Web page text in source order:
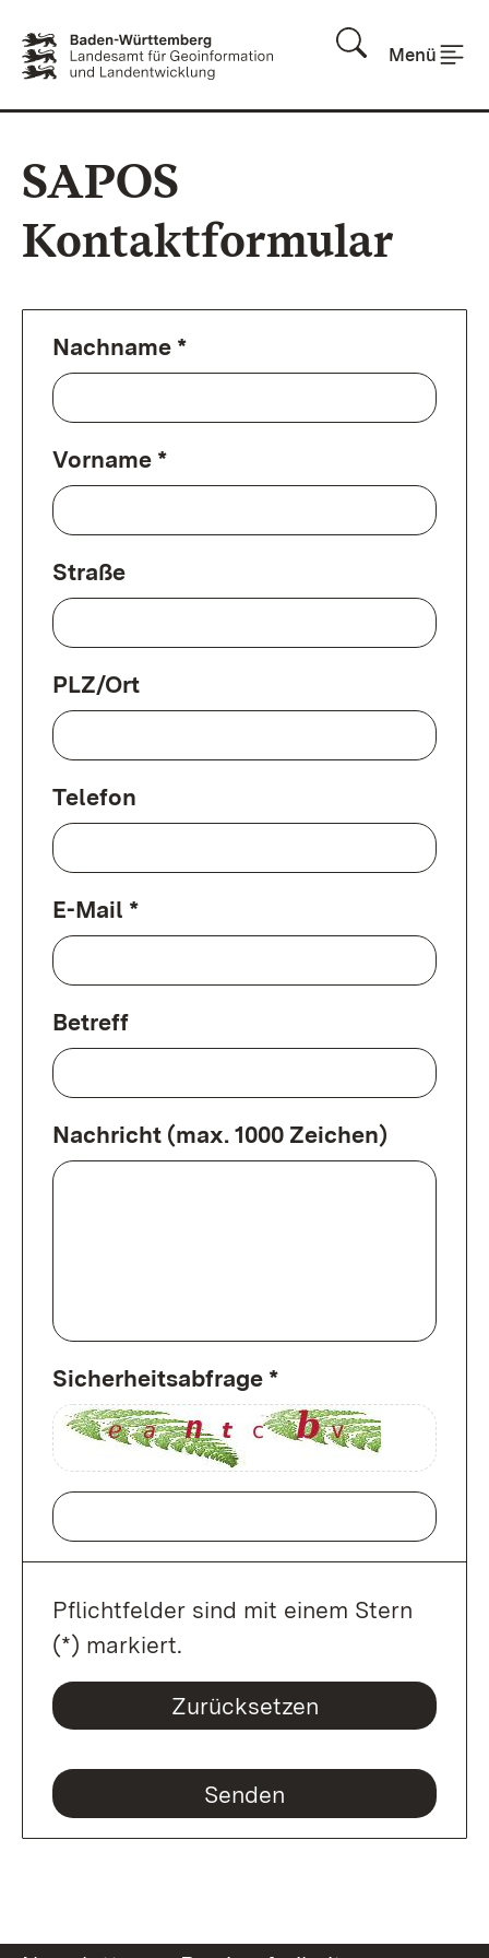
Menü
SAPOS
Kontaktformular
Nachname *
Vorname *
Straße
PLZ/Ort
Telefon
E-Mail *
Betreff
Nachricht (max. 1000 Zeichen)
Sicherheitsabfrage *
Pflichtfelder sind mit einem Stern
(*) markiert.
Zurücksetzen